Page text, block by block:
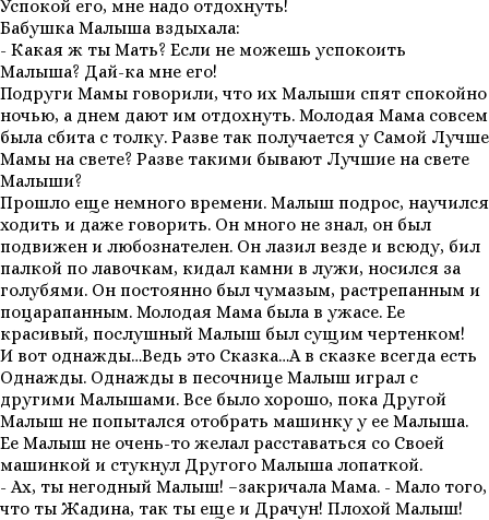
Успокой его, мне надо отдохнуть!
Бабушка Малыша вздыхала:
- Какая ж ты Мать? Если не можешь успокоить
Малыша? Дай-ка мне его!
Подруги Мамы говорили, что их Малыши спят спокойно
ночью, а днем дают им отдохнуть. Молодая Мама совсем
была сбита с толку. Разве так получается у Самой Лучше
Мамы на свете? Разве такими бывают Лучшие на свете
Малыши?
Прошло еще немного времени. Малыш подрос, научился
ходить и даже говорить. Он много не знал, он был
подвижен и любознателен. Он лазил везде и всюду, бил
палкой по лавочкам, кидал камни в лужи, носился за
голубями. Он постоянно был чумазым, растрепанным и
поцарапанным. Молодая Мама была в ужасе. Ее
красивый, послушный Малыш был сущим чертенком!
И вот однажды…Ведь это Сказка…А в сказке всегда есть
Однажды. Однажды в песочнице Малыш играл с
другими Малышами. Все было хорошо, пока Другой
Малыш не попытался отобрать машинку у ее Малыша.
Ее Малыш не очень-то желал расставаться со Своей
машинкой и стукнул Другого Малыша лопаткой.
- Ах, ты негодный Малыш! –закричала Мама. - Мало того,
что ты Жадина, так ты еще и Драчун! Плохой Малыш!